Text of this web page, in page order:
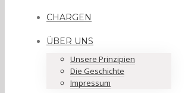
CHARGEN
ÜBER UNS
Unsere Prinzipien
Die Geschichte
Impressum